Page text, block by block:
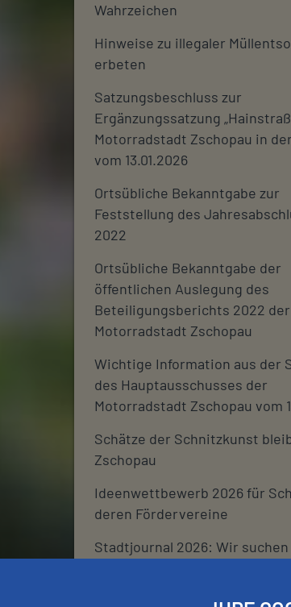
Wahrzeichen
Hinweise zu illegaler
erbeten
Satzungsbeschluss zur
Ergänzungssatzung
Motorradstadt Zschopau in
vom 13.01.2026
Ortsübliche Bekanntgabe zur
Feststellung des
2022
Ortsübliche Bekanntgabe der
öffentlichen Auslegung des
Beteiligungsberichts 2022 der
Motorradstadt Zschopau
Wichtige Information aus der
des Hauptausschusses der
Motorradstadt Zschopau vom
Schätze der Schnitzkunst
Zschopau
Ideenwettbewerb 2026 für
deren Fördervereine
Stadtjournal 2026: Wir suchen